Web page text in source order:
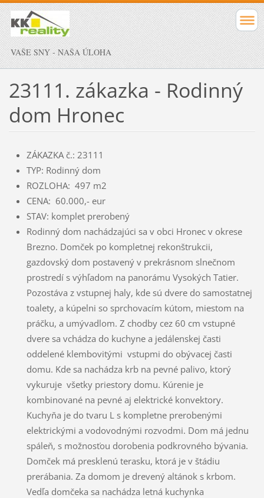
VAŠE SNY - NAŠA ÚLOHA
23111. zákazka - Rodinný
dom Hronec
ZÁKAZKA č.: 23111
TYP: Rodinný dom
ROZLOHA: 497 m2
CENA: 60.000,- eur
STAV: komplet prerobený
Rodinný dom nachádzajúci sa v obci Hronec v okrese
Brezno. Domček po kompletnej rekonštrukcii,
gazdovský dom postavený v prekrásnom slnečnom
prostredí s výhľadom na panorámu Vysokých Tatier.
Pozostáva z vstupnej haly, kde sú dvere do samostatnej
toalety, a kúpelni so sprchovacím kútom, miestom na
práčku, a umývadlom. Z chodby cez 60 cm vstupné
dvere sa vchádza do kuchyne a jedálenskej časti
oddelené klembovitými vstupmi do obývacej časti
domu. Kde sa nachádza krb na pevné palivo, ktorý
vykuruje všetky priestory domu. Kúrenie je
kombinované na pevné aj elektrické konvektory.
Kuchyňa je do tvaru L s kompletne prerobenými
elektrickými a vodovodnými rozvodmi. Dom má jednu
spáleň, s možnosťou dorobenia podkrovného bývania.
Domček má presklenú terasku, ktorá je v štádiu
prerábania. Za domom je drevený altánok s krbom.
Vedľa domčeka sa nachádza letná kuchynka